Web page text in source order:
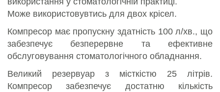
Може використовувтись для двох крісел.
Компресор має пропускну здатність 100 л/хв., що
забезпечує безперервне та ефективне
обслуговування стоматологічного обладнання.
Великий резервуар з місткістю 25 літрів.
Компресор забезпечує достатню кількість